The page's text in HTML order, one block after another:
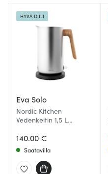
Eva Solo
Nordic Kitchen
Vedenkeitin 1,5 L
140.00 €
HYVÄ DIILI
Saatavilla